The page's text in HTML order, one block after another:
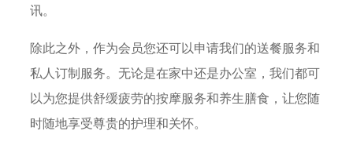
讯。
除此之外，作为会员您还可以申请我们的送餐服务和
私人订制服务。无论是在家中还是办公室，我们都可
以为您提供舒缓疲劳的按摩服务和养生膳食，让您随
时随地享受尊贵的护理和关怀。